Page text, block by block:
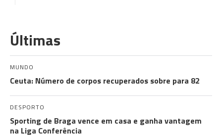
Últimas
MUNDO
Ceuta: Número de corpos recuperados sobre para 82
DESPORTO
Sporting de Braga vence em casa e ganha vantagem
na Liga Conferência